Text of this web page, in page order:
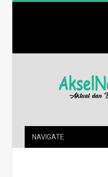
NAVIGATE